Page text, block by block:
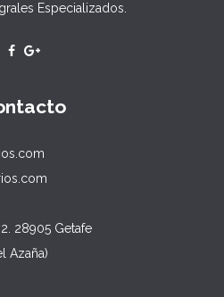
Especializados.
28905 Getafe
Azaña)